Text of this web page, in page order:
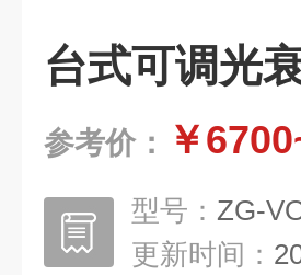
台式可调光
参考价： ￥
型号： ZG-
更新时间：